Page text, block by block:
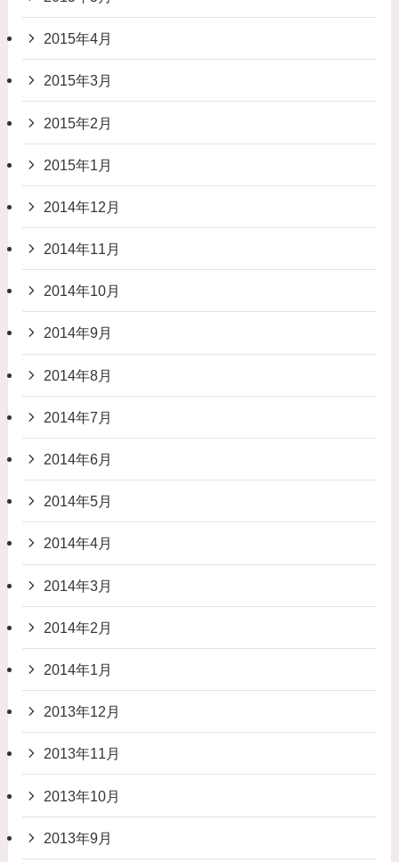
2015年4月
2015年3月
2015年2月
2015年1月
2014年12月
2014年11月
2014年10月
2014年9月
2014年8月
2014年7月
2014年6月
2014年5月
2014年4月
2014年3月
2014年2月
2014年1月
2013年12月
2013年11月
2013年10月
2013年9月